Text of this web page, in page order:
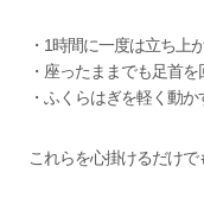
・1時間に一度は立ち上
・座ったままでも足首を
・ふくらはぎを軽く動か
これらを心掛けるだけで